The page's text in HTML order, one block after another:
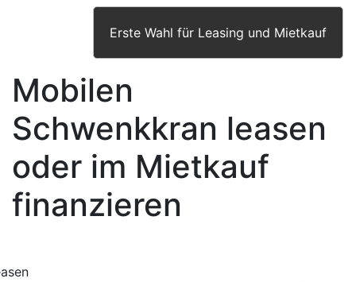
Erste Wahl für Leasing und Mietkauf
Mobilen
Schwenkkran leasen
oder im Mietkauf
finanzieren